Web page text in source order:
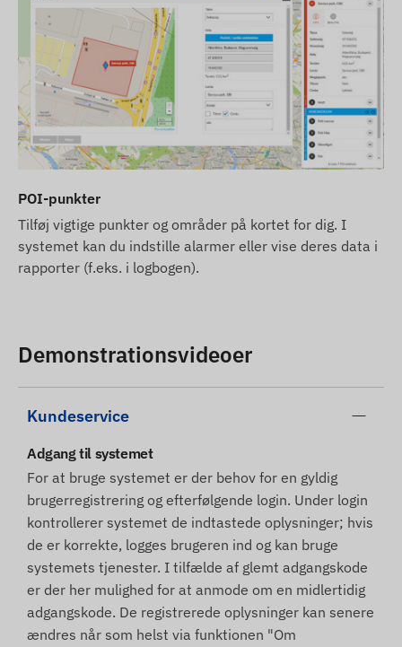
POI-punkter
Tilføj vigtige punkter og områder på kortet for dig. I
systemet kan du indstille alarmer eller vise deres data i
rapporter (f.eks. i logbogen).
Demonstrationsvideoer
Kundeservice
Adgang til systemet
For at bruge systemet er der behov for en gyldig
brugerregistrering og efterfølgende login. Under login
kontrollerer systemet de indtastede oplysninger; hvis
de er korrekte, logges brugeren ind og kan bruge
systemets tjenester. I tilfælde af glemt adgangskode
er der her mulighed for at anmode om en midlertidig
adgangskode. De registrerede oplysninger kan senere
ændres når som helst via funktionen "Om